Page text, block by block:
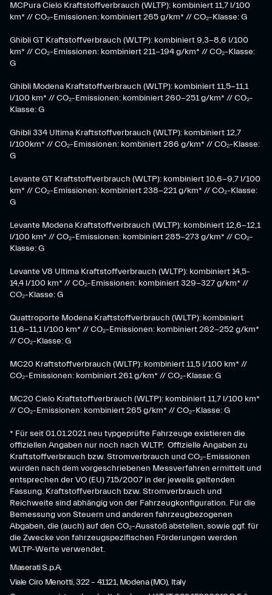
MCPura Cielo Kraftstoffverbrauch (WLTP): kombiniert 11,7 l/100
km* // CO₂-Emissionen: kombiniert 265 g/km* // CO₂-Klasse: G
Ghibli GT Kraftstoffverbrauch (WLTP): kombiniert 9,3-8,6 l/100
km* // CO₂-Emissionen: kombiniert 211-194 g/km* // CO₂-Klasse:
G
Ghibli Modena Kraftstoffverbrauch (WLTP): kombiniert 11,5-11,1
l/100 km* // CO₂-Emissionen: kombiniert 260-251 g/km*​ // CO₂-
Klasse: G​
Ghibli 334 Ultima Kraftstoffverbrauch (WLTP): kombiniert 12,7
l/100km* // CO₂-Emissionen: kombiniert 286 g/km* // CO₂-Klasse:
G
Levante GT Kraftstoffverbrauch (WLTP): kombiniert 10,6-9,7 l/100
km* // CO₂-Emissionen: kombiniert 238-221 g/km* ​// CO₂-Klasse:
G​
Levante Modena Kraftstoffverbrauch (WLTP): kombiniert 12,6-12,1
l/100 km* // CO₂-Emissionen: kombiniert 285-273 g/km*​ // CO₂-
Klasse: G
​Levante V8 Ultima Kraftstoffverbrauch (WLTP): kombiniert 14,5-
14,4 l/100 km* // CO₂-Emissionen: kombiniert 329-327 g/km* //
CO₂-Klasse: G
Quattroporte Modena Kraftstoffverbrauch (WLTP): kombiniert
11,6-11,1 l/100 km* // CO₂-Emissionen: kombiniert 262-252 g/km*
// CO₂-Klasse: G
MC20 Kraftstoffverbrauch (WLTP): kombiniert 11,5 l/100 km* //
CO₂-Emissionen: kombiniert 261 g/km* // CO₂-Klasse: G
MC20 Cielo Kraftstoffverbrauch (WLTP): kombiniert 11,7 l/100 km*
// CO₂-Emissionen: kombiniert 265 g/km* // CO₂-Klasse: G
* Für seit 01.01.2021 neu typgeprüfte Fahrzeuge existieren die
offiziellen Angaben nur noch nach WLTP. Offizielle Angaben zu
Kraftstoffverbrauch bzw. Stromverbrauch und CO₂-Emissionen
wurden nach dem vorgeschriebenen Messverfahren ermittelt und
entsprechen der VO (EU) 715/2007 in der jeweils geltenden
Fassung. Kraftstoffverbrauch bzw. Stromverbrauch und
Reichweite sind abhängig von der Fahrzeugkonfiguration. Für die
Bemessung von Steuern und anderen fahrzeugbezogenen
Abgaben, die (auch) auf den CO₂-Ausstoß abstellen, sowie ggf. für
die Zwecke von fahrzeugspezifischen Förderungen werden
WLTP-Werte verwendet.
Maserati S.p.A.
Viale Ciro Menotti, 322 – 41121, Modena (MO), Italy